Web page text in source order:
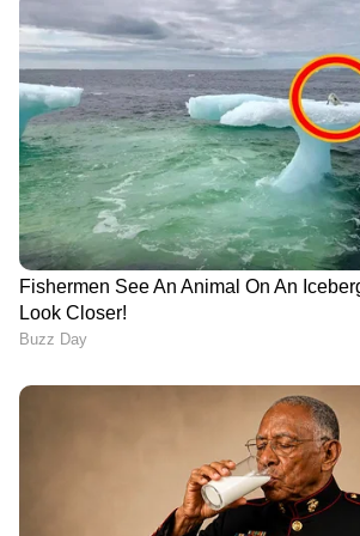
ഏഷ്യാനെറ്റ് ന്യൂസ് ലൈവ്
വടകര റെയിൽവേ
സ്റ്റേഷൻ പ്ലാറ്റ്ഫോമിൽ
നിന്നും 4.5 കിലോ കഞ്ചാവ്
കണ്ടെത്തി
കാപ്പ
കുഴിയെടുത്തപ്പോൾ
ഒൻപത് ചെറിയ മുട്ടകൾ;
റോഡ്